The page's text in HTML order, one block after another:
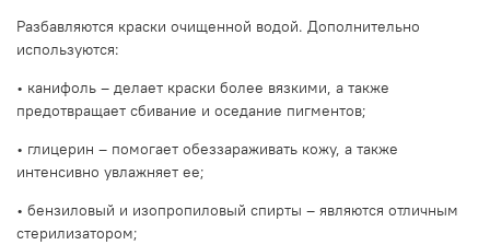
Разбавляются краски очищенной водой. Дополнительно
используются:
• канифоль – делает краски более вязкими, а также
предотвращает сбивание и оседание пигментов;
• глицерин – помогает обеззараживать кожу, а также
интенсивно увлажняет ее;
• бензиловый и изопропиловый спирты – являются отличным
стерилизатором;